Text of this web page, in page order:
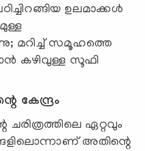
ഉലമാക്കൾ
മറിച്ച് സമൂഹത്തെ
കഴിവുള്ള സൂഫി
കേന്ദ്രം
ഏറ്റവും
അതിന്റെ